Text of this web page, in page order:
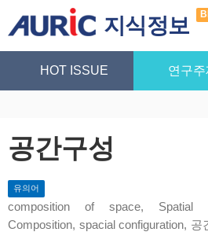
지식정보
HOT ISSUE 연구주
공간구성
유의어
composition of space, Spatial
Composition, spacial configuration, 공